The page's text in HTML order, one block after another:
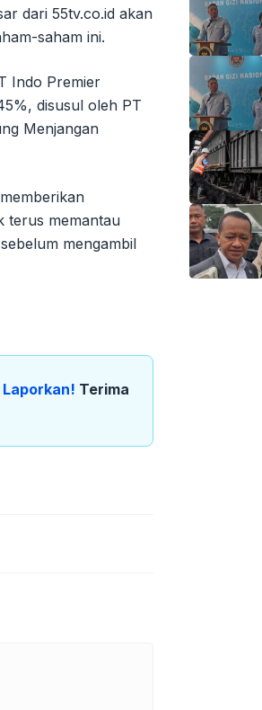
dari 55tv.co.id akan
saham ini.
Indo Premier
disusul oleh PT
Menjangan
terus memantau
mengambil
Laporkan! Terima